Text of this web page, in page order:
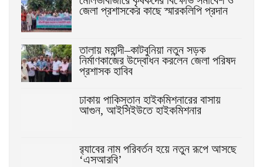
জেলা প্রশাসকের কাছে স্মারকলিপি প্রদান
তালায় মহান্দী–কাটবুনিয়া নতুন সড়ক
নির্মাণকাজের উদ্বোধন করলেন জেলা পরিষদ
প্রশাসক হাবিব
ঢাকায় পাকিস্তান হাইকমিশনারের বাসায়
আগুন, আইসিইউতে হাইকমিশনার
র‌্যাবের নাম পরিবর্তন হয়ে নতুন রূপে আসছে
‘এসআরবি’